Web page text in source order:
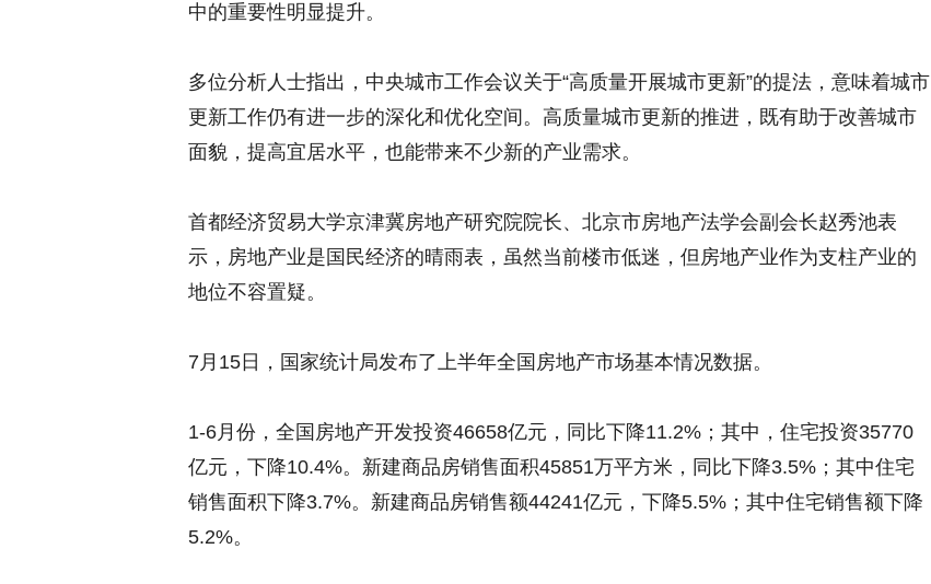
中的重要性明显提升。
多位分析人士指出，中央城市工作会议关于“高质量开展城市更新”的提法，意味着城市
更新工作仍有进一步的深化和优化空间。高质量城市更新的推进，既有助于改善城市
面貌，提高宜居水平，也能带来不少新的产业需求。
首都经济贸易大学京津冀房地产研究院院长、北京市房地产法学会副会长赵秀池表
示，房地产业是国民经济的晴雨表，虽然当前楼市低迷，但房地产业作为支柱产业的
地位不容置疑。
7月15日，国家统计局发布了上半年全国房地产市场基本情况数据。
1-6月份，全国房地产开发投资46658亿元，同比下降11.2%；其中，住宅投资35770
亿元，下降10.4%。新建商品房销售面积45851万平方米，同比下降3.5%；其中住宅
销售面积下降3.7%。新建商品房销售额44241亿元，下降5.5%；其中住宅销售额下降
5.2%。